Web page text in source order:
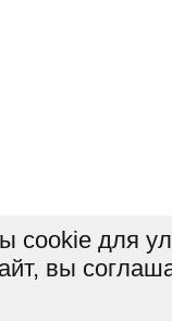
cookie для
вы